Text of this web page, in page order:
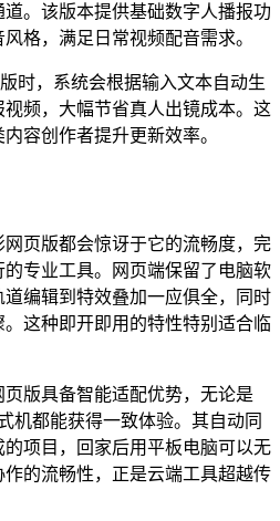
。该版本提供基础数字人播报功
格，满足日常视频配音需求。
时，系统会根据输入文本自动生
频，大幅节省真人出镜成本。这
容创作者提升更新效率。
页版都会惊讶于它的流畅度，完
专业工具。网页端保留了电脑软
编辑到特效叠加一应俱全，同时
这种即开即用的特性特别适合临
版具备智能适配优势，无论是
机都能获得一致体验。其自动同
项目，回家后用平板电脑可以无
的流畅性，正是云端工具超越传